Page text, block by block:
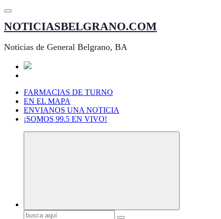
Saltar
contenido
NOTICIASBELGRANO.COM
Noticias de General Belgrano, BA
FARMACIAS DE TURNO
EN EL MAPA
ENVIANOS UNA NOTICIA
¡SOMOS 99.5 EN VIVO!
Buscar: